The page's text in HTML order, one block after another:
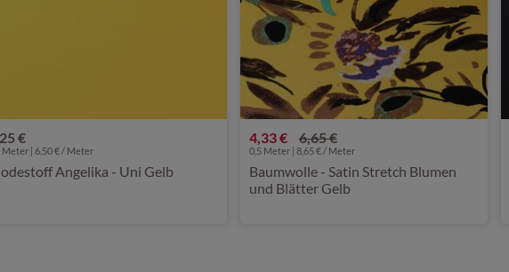
€
Meter | 6,50 € / Meter
Angelika - Uni Gelb
4,33 € 6,65 €
0,5 Meter | 8,65 € / Meter
Baumwolle - Satin Stretch Blumen
und Blätter Gelb